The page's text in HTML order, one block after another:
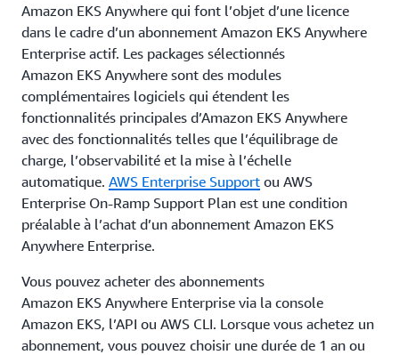
Amazon EKS Anywhere qui font l’objet d’une licence
dans le cadre d’un abonnement Amazon EKS Anywhere
Enterprise actif. Les packages sélectionnés
Amazon EKS Anywhere sont des modules
complémentaires logiciels qui étendent les
fonctionnalités principales d’Amazon EKS Anywhere
avec des fonctionnalités telles que l’équilibrage de
charge, l’observabilité et la mise à l’échelle
automatique. AWS Enterprise Support ou AWS
Enterprise On-Ramp Support Plan est une condition
préalable à l’achat d’un abonnement Amazon EKS
Anywhere Enterprise.
Vous pouvez acheter des abonnements
Amazon EKS Anywhere Enterprise via la console
Amazon EKS, l’API ou AWS CLI. Lorsque vous achetez un
abonnement, vous pouvez choisir une durée de 1 an ou